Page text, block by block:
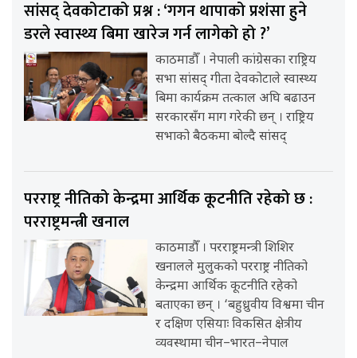
सांसद् देवकोटाको प्रश्न : ‘गगन थापाको प्रशंसा हुने
डरले स्वास्थ्य बिमा खारेज गर्न लागेको हो ?’
काठमाडौँ । नेपाली कांग्रेसका राष्ट्रिय
सभा सांसद् गीता देवकोटाले स्वास्थ्य
बिमा कार्यक्रम तत्काल अघि बढाउन
सरकारसँग माग गरेकी छन् । राष्ट्रिय
सभाको बैठकमा बोल्दै सांसद्
परराष्ट्र नीतिको केन्द्रमा आर्थिक कूटनीति रहेको छ :
परराष्ट्रमन्त्री खनाल
काठमाडौँ । परराष्ट्रमन्त्री शिशिर
खनालले मुलुकको परराष्ट्र नीतिको
केन्द्रमा आर्थिक कूटनीति रहेको
बताएका छन् । ‘बहुध्रुवीय विश्वमा चीन
र दक्षिण एसियाः विकसित क्षेत्रीय
व्यवस्थामा चीन–भारत–नेपाल